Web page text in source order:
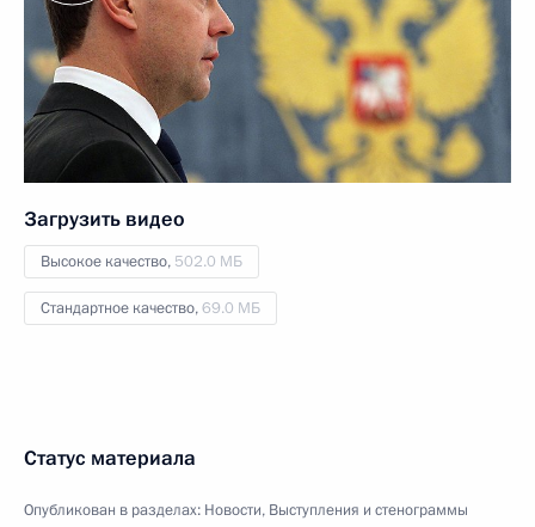
Загрузить видео
Высокое качество, 502.0 МБ
Стандартное качество,69.0 МБ
Статус материала
Опубликован в разделах: Новости, Выступления и стенограммы